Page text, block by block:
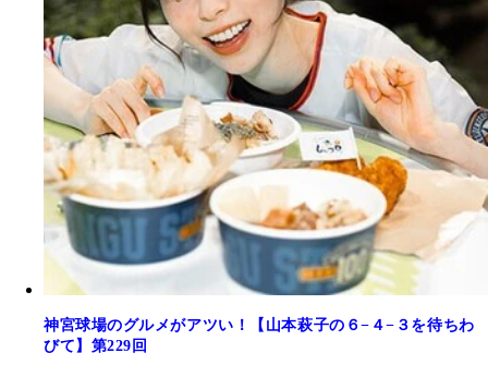
神宮球場のグルメがアツい！【山本萩子の６−４−３を待ちわ
びて】第229回